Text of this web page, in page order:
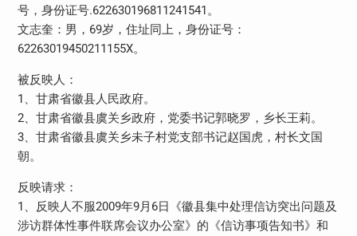
号，身份证号.622630196811241541。
文志奎：男，69岁，住址同上，身份证号：
62263019450211155X。
被反映人：
1、甘肃省徽县人民政府。
2、甘肃省徽县虞关乡政府，党委书记郭晓罗，乡长王莉。
3、甘肃省徽县虞关乡未子村党支部书记赵国虎，村长文国
朝。
反映请求：
1、反映人不服2009年9月6日《徽县集中处理信访突出问题及
涉访群体性事件联席会议办公室》的《信访事项告知书》和